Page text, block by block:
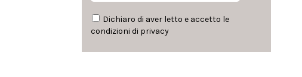
Dichiaro di aver letto e accetto le
condizioni di privacy